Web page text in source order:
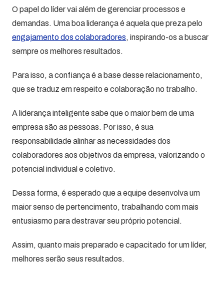
O papel do líder vai além de gerenciar processos e
demandas. Uma boa liderança é aquela que preza pelo
engajamento dos colaboradores, inspirando-os a buscar
sempre os melhores resultados.
Para isso, a confiança é a base desse relacionamento,
que se traduz em respeito e colaboração no trabalho.
A liderança inteligente sabe que o maior bem de uma
empresa são as pessoas. Por isso, é sua
responsabilidade alinhar as necessidades dos
colaboradores aos objetivos da empresa, valorizando o
potencial individual e coletivo.
Dessa forma, é esperado que a equipe desenvolva um
maior senso de pertencimento, trabalhando com mais
entusiasmo para destravar seu próprio potencial.
Assim, quanto mais preparado e capacitado for um líder,
melhores serão seus resultados.